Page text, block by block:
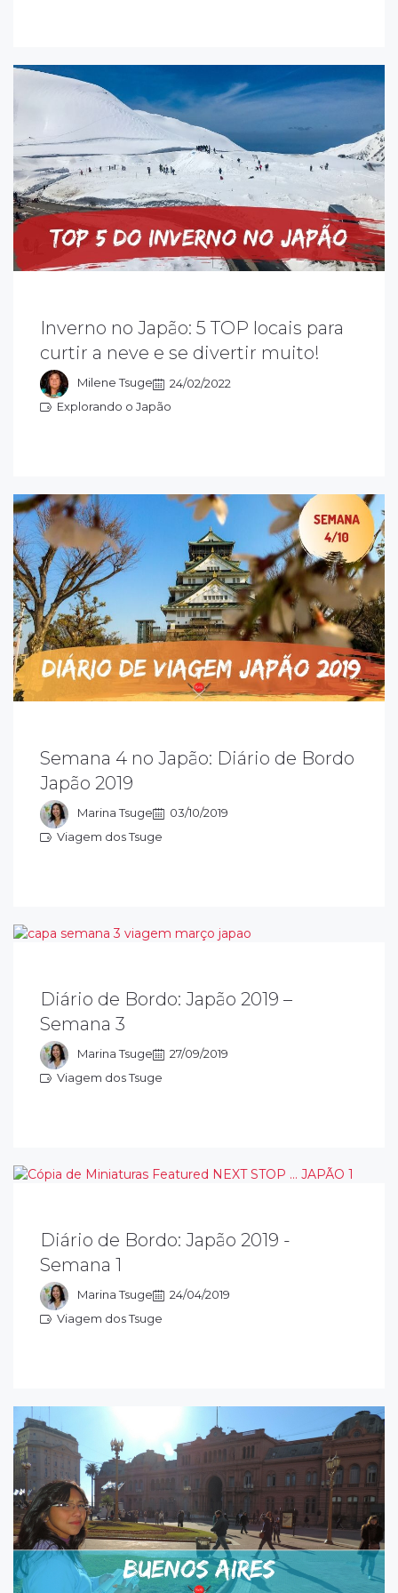
Inverno no Japão: 5 TOP locais para
curtir a neve e se divertir muito!
Milene Tsuge
24/02/2022
Explorando o Japão
não muito procurada pelos turistas
é muito apreciada por amantes de
de inverno e por quem ama um frio
casaco.
Semana 4 no Japão: Diário de Bordo
Japão 2019
Marina Tsuge
03/10/2019
Viagem dos Tsuge
4 no Japão de lives e resumos sobre
realizada de março a maio de 2019.
perca os conteúdos e dicas
Diário de Bordo: Japão 2019 –
Semana 3
Marina Tsuge
27/09/2019
Viagem dos Tsuge
semana de lives e resumos sobre a
ao Japão realizada de março a maio
2019. Não perca os conteúdos e dicas
Diário de Bordo: Japão 2019 -
Semana 1
Marina Tsuge
24/04/2019
Viagem dos Tsuge
o diário de bordo sobre a
que começamos em março/2019
Japão